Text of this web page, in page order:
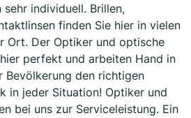
sehr individuell. Brillen,
finden Sie hier in vielen
Ort. Der Optiker und optische
perfekt und arbeiten Hand in
Bevölkerung den richtigen
in jeder Situation! Optiker und
bei uns zur Serviceleistung. Ein